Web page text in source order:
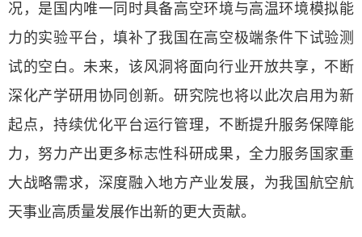
况，是国内唯一同时具备高空环境与高温环境模拟能
力的实验平台，填补了我国在高空极端条件下试验测
试的空白。未来，该风洞将面向行业开放共享， 不断
深化产学研用协同创新。研究院也将以此次启用为新
起点，持续优化平台运行管理，不断提升服务保障能
力，努力产出更多标志性科研成果，全力服务国家重
大战略需求，深度融入地方产业发展，为我国航空航
天事业高质量发展作出新的更大贡献。